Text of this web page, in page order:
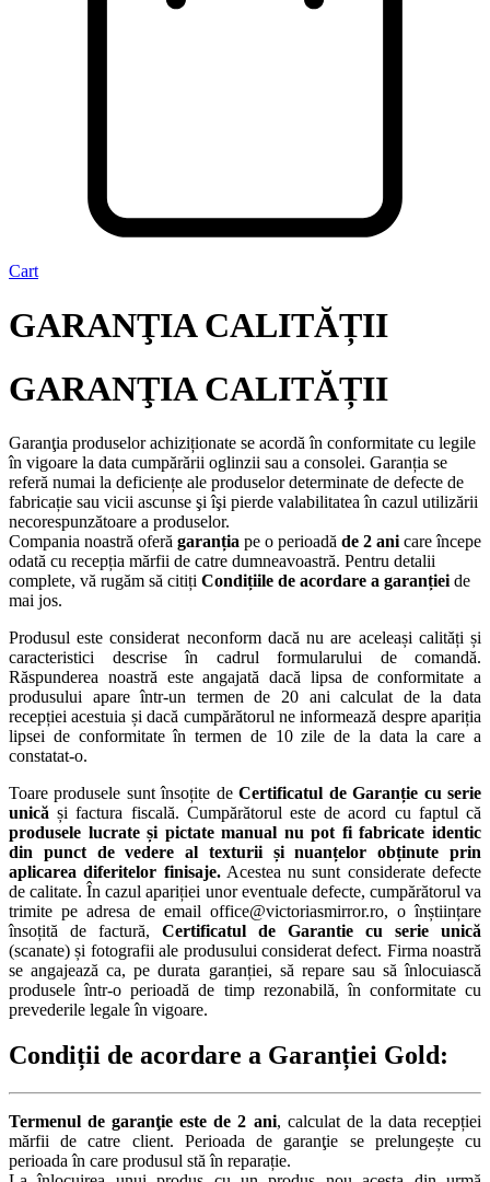
Cart
GARANŢIA CALITĂȚII
GARANŢIA CALITĂȚII
Garanţia produselor achiziționate se acordă în conformitate cu legile
în vigoare la data cumpărării oglinzii sau a consolei. Garanția se
referă numai la deficiențe ale produselor determinate de defecte de
fabricație sau vicii ascunse şi îşi pierde valabilitatea în cazul utilizării
necorespunzătoare a produselor.
Compania noastră oferă garanția pe o perioadă de 2 ani care începe
odată cu recepția mărfii de catre dumneavoastră. Pentru detalii
complete, vă rugăm să citiți Condițiile de acordare a garanției de
mai jos.
Produsul este considerat neconform dacă nu are aceleași calități și
caracteristici descrise în cadrul formularului de comandă.
Răspunderea noastră este angajată dacă lipsa de conformitate a
produsului apare într-un termen de 20 ani calculat de la data
recepției acestuia și dacă cumpărătorul ne informează despre apariția
lipsei de conformitate în termen de 10 zile de la data la care a
constatat-o.
Toare produsele sunt însoțite deCertificatul de Garanție cu serie
unicăși factura fiscală. Cumpărătorul este de acord cu faptul că
produsele lucrate și pictate manual nu pot fi fabricate identic
din punct de vedere al texturii și nuanțelor obținute prin
aplicarea diferitelor finisaje.Acestea nu sunt considerate defecte
de calitate. În cazul apariției unor eventuale defecte, cumpărătorul va
trimite pe adresa de email office@victoriasmirror.ro, o înștiințare
însoțită de factură, Certificatul de Garantie cu serie unică
(scanate) și fotografii ale produsului considerat defect. Firma noastră
se angajează ca, pe durata garanției, să repare sau să înlocuiască
produsele într-o perioadă de timp rezonabilă, în conformitate cu
prevederile legale în vigoare.
Condiții de acordare a Garanției Gold:
Termenul de garanţie este de 2 ani, calculat de la data recepției
mărfii de catre client. Perioada de garanţie se prelungește cu
perioada în care produsul stă în reparație.